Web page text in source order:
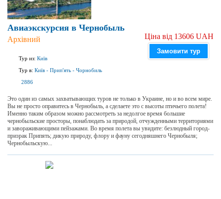
Авиаэкскурсия в Чернобыль
Архівний
Тур из: Київ
Тур в: Київ - Прип'ять - Чорнобиль
2886
Ціна від 13606 UAH
Замовити тур
Это один из самых захватывающих туров не только в Украине, но и во всем мире.
Вы не просто оправитесь в Чернобыль, а сделаете это с высоты птичьего полета!
Именно таким образом можно рассмотреть за недолгое время большие
чернобыльские просторы, понаблюдать за природой, отчужденными территориями
и завораживающими пейзажами. Во время полета вы увидите: безлюдный город-
призрак Припять; дикую природу, флору и фауну сегодняшнего Чернобыля;
Чернобыльскую...